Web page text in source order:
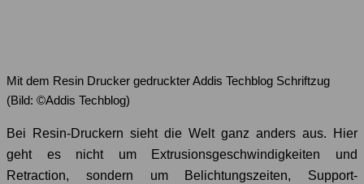
Mit dem Resin Drucker gedruckter Addis Techblog Schriftzug
(Bild: ©Addis Techblog)
Bei Resin-Druckern sieht die Welt ganz anders aus. Hier
geht es nicht um Extrusionsgeschwindigkeiten und
Retraction, sondern um Belichtungszeiten, Support-